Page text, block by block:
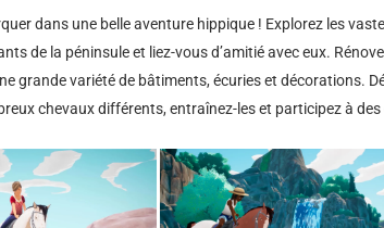
dans une belle aventure hippique ! Explorez les
de la péninsule et liez-vous d’amitié avec eux.
grande variété de bâtiments, écuries et décorations.
chevaux différents, entraînez-les et participez à